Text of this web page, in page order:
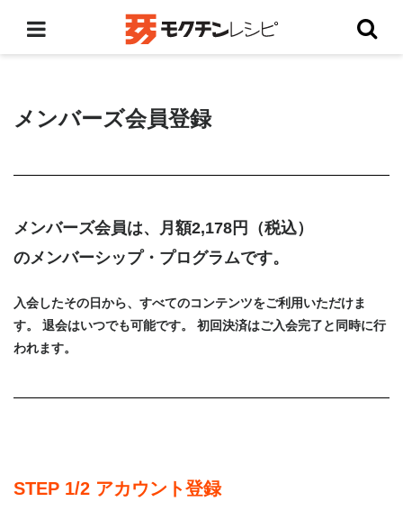
メンバーズ会員登録
メンバーズ会員は、月額2,178円（税込）
のメンバーシップ・プログラムです。
入会したその日から、すべてのコンテンツをご利用いただけま
す。 退会はいつでも可能です。 初回決済はご入会完了と同時に行
われます。
STEP 1/2 アカウント登録